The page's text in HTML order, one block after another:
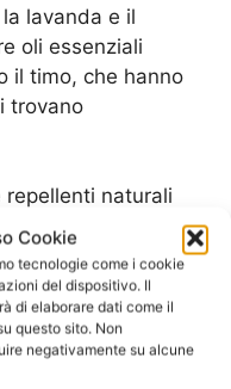
Cookie
tecnologie come i cookie
del dispositivo. Il
di elaborare dati come il
questo sito. Non
negativamente su alcune
lavanda e il
oli essenziali
il timo, che hanno
trovano
repellenti naturali
che possono
in cui gli uccelli
non sono
lontani dalla